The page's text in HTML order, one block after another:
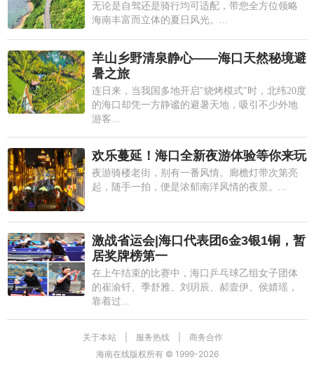
无论是自驾还是骑行均可适配，带您全方位领略
海南丰富而立体的夏日风光。...
羊山乡野清泉静心——海口天然秘境避
暑之旅
连日来，当我国多地开启"烧烤模式"时，北纬20度
的海口却凭一方静谧的避暑天地，吸引不少外地
游客...
欢乐蔓延！海口全新夜游体验等你来玩
夜游骑楼老街，别有一番风情。廊檐灯带次第亮
起，随手一拍，便是浓郁南洋风情的夜景。...
激战省运会|海口代表团6金3银1铜，暂
居奖牌榜第一
在上午结束的比赛中，海口乒乓球乙组女子团体
的崔渝钎、季舒雅、刘玥辰、郝壹伊、侯婧瑶，
靠着过...
关于本站 服务热线
商务合作
海南在线版权所有 © 1999-2026